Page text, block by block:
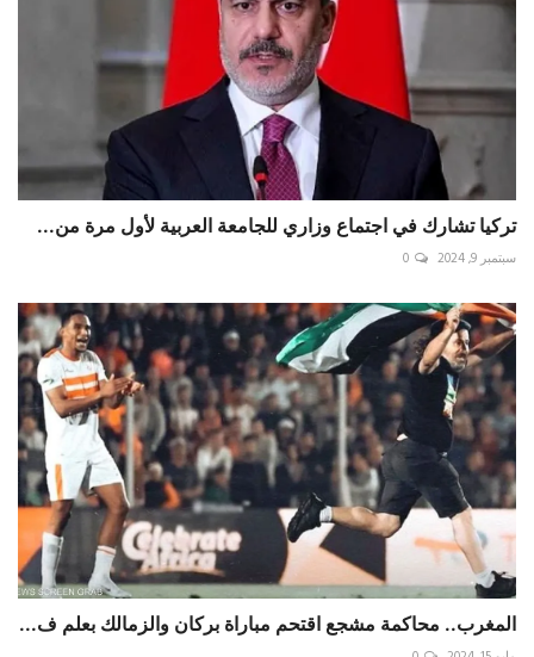
تركيا تشارك في اجتماع وزاري للجامعة العربية لأول مرة من...
سبتمبر 9, 2024 0
المغرب.. محاكمة مشجع اقتحم مباراة بركان والزمالك بعلم ف...